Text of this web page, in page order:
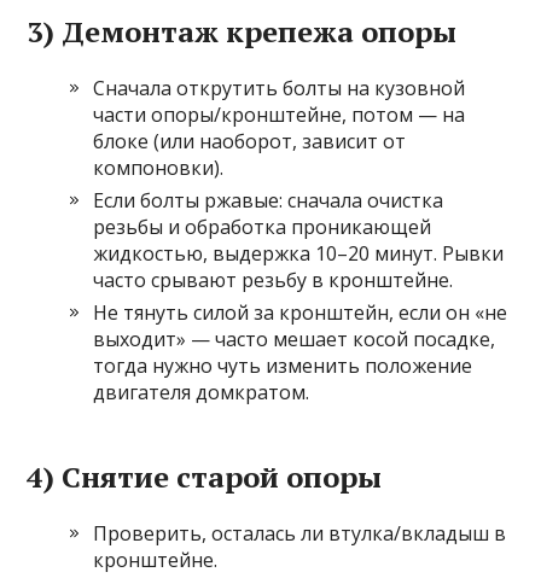
3) Демонтаж крепежа опоры
Сначала открутить болты на кузовной
части опоры/кронштейне, потом — на
блоке (или наоборот, зависит от
компоновки).
Если болты ржавые: сначала очистка
резьбы и обработка проникающей
жидкостью, выдержка 10–20 минут. Рывки
часто срывают резьбу в кронштейне.
Не тянуть силой за кронштейн, если он «не
выходит» — часто мешает косой посадке,
тогда нужно чуть изменить положение
двигателя домкратом.
4) Снятие старой опоры
Проверить, осталась ли втулка/вкладыш в
кронштейне.